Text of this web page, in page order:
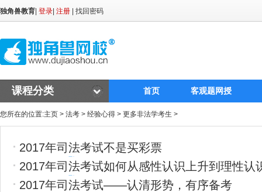
独角兽教育 登录 注册 找回密码
首页 客观题网授
课程分类
您所在的位置:主页 > 法考 > 经验心得 > 更多非法学考生 >
2017年司法考试不是买彩票
2017年司法考试如何从感性认识上升到理性认
2017年司法考试——认清形势，有序备考